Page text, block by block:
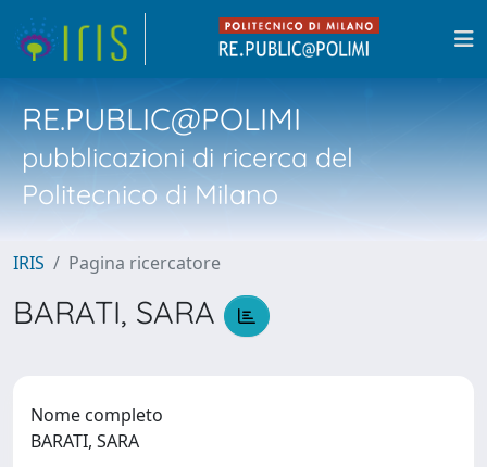
RE.PUBLIC@POLIMI
pubblicazioni di ricerca del
Politecnico di Milano
IRIS Pagina ricercatore
BARATI, SARA
Nome completo
BARATI, SARA